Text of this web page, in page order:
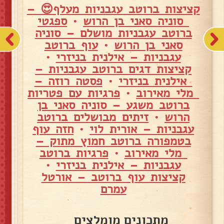
קציצות ברוטב עגבניות מעלף😍 –
סוניה סאני בן הרוש •ספגטי
ברוטב עגבניות מושלם – סוניה
סאני בן הרוש •עוף ברוטב
עגבניות – אילנית בניזרי •
קציצות דגים ברוטב עגבניות –
אילנית בניזרי • פסטה רוזה –
מלי מאירוב • פרגיות עם פטריות
ברוטב משגע – סוניה סאני בן
הרוש • זיתים מבושלים ברוטב
עגבניות – אורית לוי • חזה עוף
בטמפורה ברוטב חמוץ מתוק –
מלי מאירוב • פרגיות ברוטב
עגבניות – אילנית בניזרי •
קציצות עוף ברוטב – אורטל
עמרם
מתכונים מומלצים